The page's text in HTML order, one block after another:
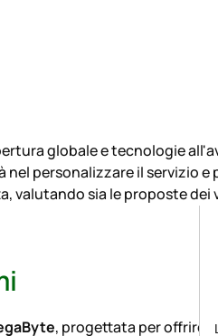
globale e tecnologie
personalizzare il servizio e
valutando sia le proposte dei
, progettata per offrire